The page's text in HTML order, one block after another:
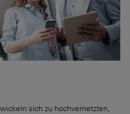
sich zu hochvernetzten,